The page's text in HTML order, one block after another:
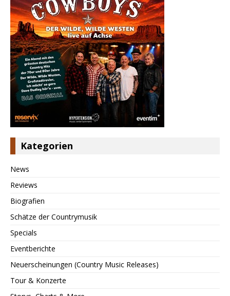
Kategorien
News
Reviews
Biografien
Schätze der Countrymusik
Specials
Eventberichte
Neuerscheinungen (Country Music Releases)
Tour & Konzerte